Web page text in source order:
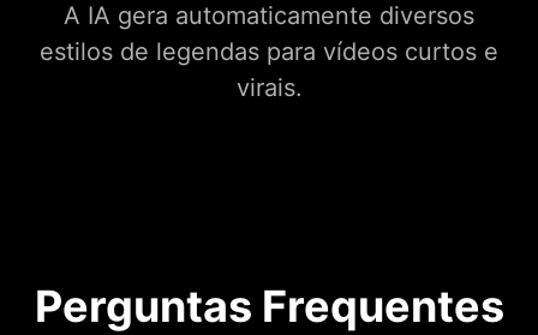
A IA gera automaticamente diversos
estilos de legendas para vídeos curtos e
virais.
Perguntas Frequentes